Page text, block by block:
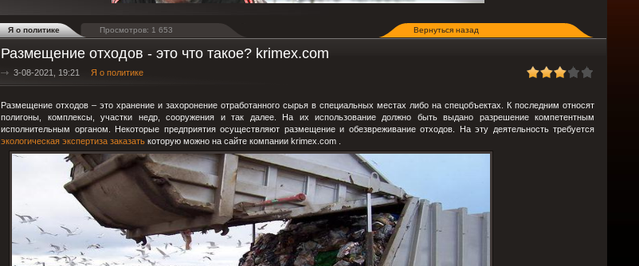
Я о политике Просмотров: 1 653 Вернуться назад
Размещение отходов - это что такое? krimex.com
3-08-2021, 19:21 Я о политике
Размещение отходов – это хранение и захоронение отработанного сырья в специальных местах либо на спецобъектах. К последним относят
полигоны, комплексы, участки недр, сооружения и так далее. На их использование должно быть выдано разрешение компетентным
исполнительным органом. Некоторые предприятия осуществляют размещение и обезвреживание отходов. На эту деятельность требуется
экологическая экспертиза заказать которую можно на сайте компании krimex.com .